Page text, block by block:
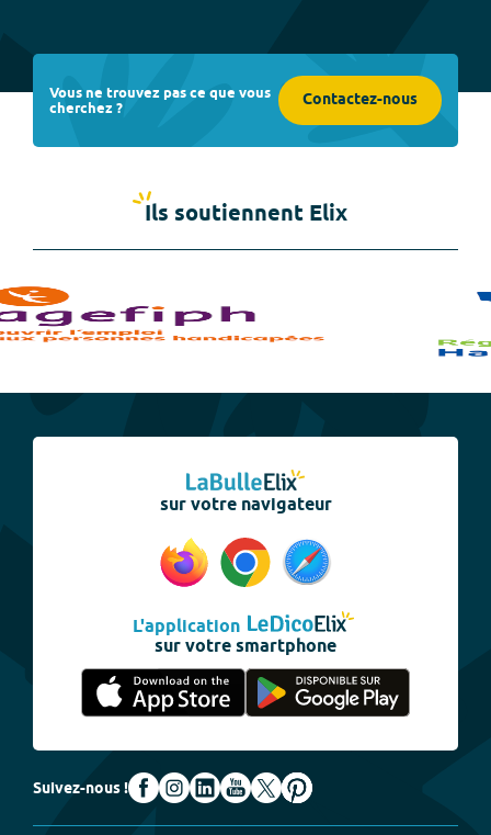
Vous ne trouvez pas ce que vous
cherchez ? Contactez-nous
Ils soutiennent Elix
sur votre navigateur
L'application
sur votre smartphone
Suivez-nous !